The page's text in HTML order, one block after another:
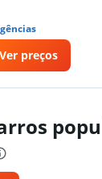
Ver preços